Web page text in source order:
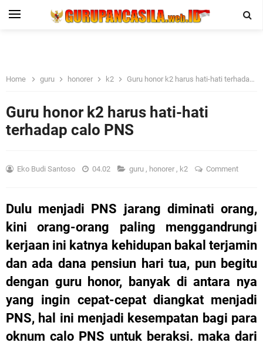
Home guru honorer k2 Guru honor k2 harus hati-hati terhadap calo PNS
Guru honor k2 harus hati-hati
terhadap calo PNS
Eko Budi Santoso 04.02 guru , honorer , k2 Comment
Dulu menjadi PNS jarang diminati orang,
kini orang-orang paling menggandrungi
kerjaan ini katnya kehidupan bakal terjamin
dan ada dana pensiun hari tua, pun begitu
dengan guru honor, banyak di antara nya
yang ingin cepat-cepat diangkat menjadi
PNS, hal ini menjadi kesempatan bagi para
oknum calo PNS untuk beraksi. maka dari